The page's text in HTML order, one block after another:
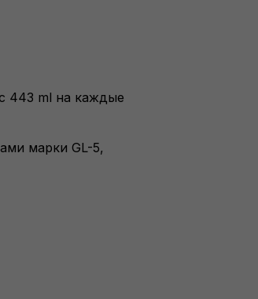
443 ml на каждые
марки GL-5,